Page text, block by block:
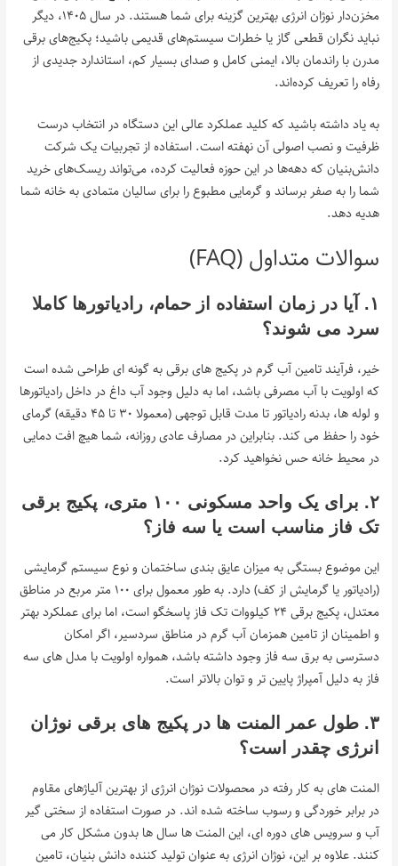
مخزن‌دار نوژان انرژی بهترین گزینه برای شما هستند. در سال ۱۴۰۵، دیگر
نباید نگران قطعی گاز یا خطرات سیستم‌های قدیمی باشید؛ پکیج‌های برقی
مدرن با راندمان بالا، ایمنی کامل و صدای بسیار کم، استاندارد جدیدی از
رفاه را تعریف کرده‌اند.
به یاد داشته باشید که کلید عملکرد عالی این دستگاه در انتخاب درست
ظرفیت و نصب اصولی آن نهفته است. استفاده از تجربیات یک شرکت
دانش‌بنیان که دهه‌ها در این حوزه فعالیت کرده، می‌تواند ریسک‌های خرید
شما را به صفر برساند و گرمایی مطبوع را برای سالیان متمادی به خانه شما
هدیه دهد.
سوالات متداول (FAQ)
۱. آیا در زمان استفاده از حمام، رادیاتورها کاملا
سرد می شوند؟
خیر، فرآیند تامین آب گرم در پکیج های برقی به گونه ای طراحی شده است
که اولویت با آب مصرفی باشد، اما به دلیل وجود آب داغ در داخل رادیاتورها
و لوله ها، بدنه رادیاتور تا مدت قابل توجهی (معمولا ۳۰ تا ۴۵ دقیقه) گرمای
خود را حفظ می کند. بنابراین در مصارف عادی روزانه، شما هیچ افت دمایی
در محیط خانه حس نخواهید کرد.
۲. برای یک واحد مسکونی ۱۰۰ متری، پکیج برقی
تک فاز مناسب است یا سه فاز؟
این موضوع بستگی به میزان عایق بندی ساختمان و نوع سیستم گرمایشی
(رادیاتور یا گرمایش از کف) دارد. به طور معمول برای ۱۰۰ متر مربع در مناطق
معتدل، پکیج برقی ۲۴ کیلووات تک فاز پاسخگو است، اما برای عملکرد بهتر
و اطمینان از تامین همزمان آب گرم در مناطق سردسیر، اگر امکان
دسترسی به برق سه فاز وجود داشته باشد، همواره اولویت با مدل های سه
فاز به دلیل آمپراژ پایین تر و توان بالاتر است.
۳. طول عمر المنت ها در پکیج های برقی نوژان
انرژی چقدر است؟
المنت های به کار رفته در محصولات نوژان انرژی از بهترین آلیاژهای مقاوم
در برابر خوردگی و رسوب ساخته شده اند. در صورت استفاده از سختی گیر
آب و سرویس های دوره ای، این المنت ها سال ها بدون مشکل کار می
کنند. علاوه بر این، نوژان انرژی به عنوان تولید کننده دانش بنیان، تامین